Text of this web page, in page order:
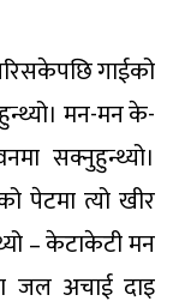
गाईको
मन-मन के-
सक्नुहुन्थ्यो।
पेटमा त्यो खीर
– केटाकेटी मन
जल अचाई दाइ